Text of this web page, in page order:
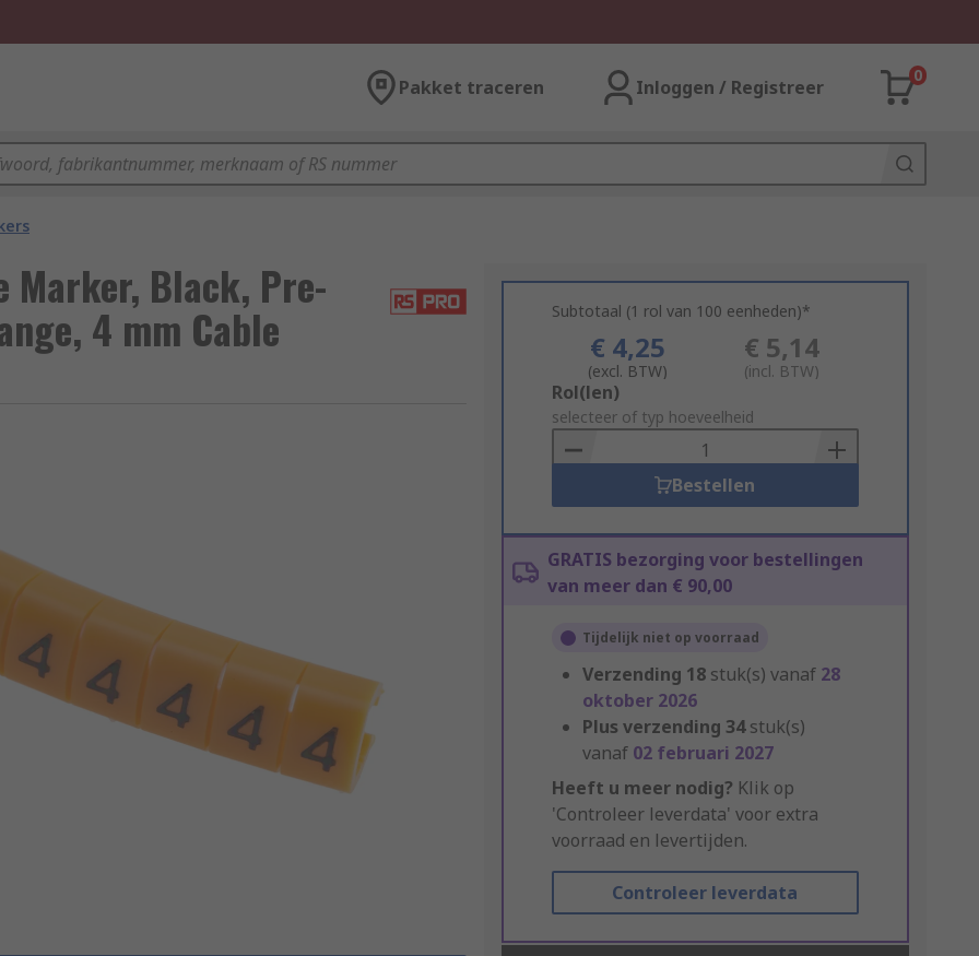
Pakket traceren Inloggen / Registreer
0
Marker, Black, Pre-
4 mm Cable Subtotaal (1 rol van 100 eenheden)*
€ 4,25
(excl. BTW)
€ 5,14
(incl. BTW)
Add
to
Basket
Rol(len)
selecteer of typ hoeveelheid
Bestellen
GRATIS bezorging voor bestellingen
van meer dan € 90,00
Tijdelijk niet op voorraad
Verzending 18 stuk(s) vanaf 28
oktober 2026
Plus verzending 34stuk(s)
vanaf 02 februari 2027
Heeft u meer nodig? Klik op
'Controleer leverdata' voor extra
voorraad en levertijden.
Controleer leverdata